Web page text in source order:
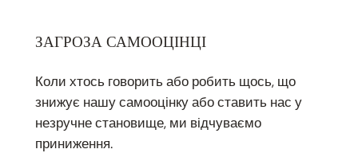
ЗАГРОЗА САМООЦІНЦІ
Коли хтось говорить або робить щось, що
знижує нашу самооцінку або ставить нас у
незручне становище, ми відчуваємо
приниження.